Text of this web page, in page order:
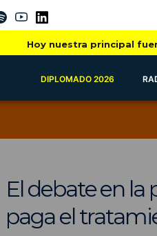
Hoy nuestra principal
DIPLOMADO 2026
El debate en la
paga el